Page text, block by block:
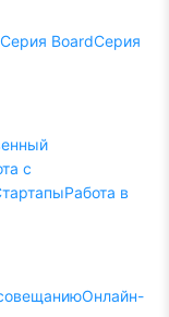
Серия BoardСерия
с
Работа в
Онлайн-